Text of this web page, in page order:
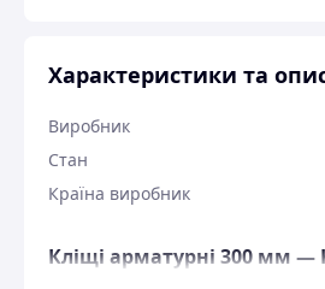
Характеристики та
Виробник
Стан
Країна виробник
Кліщі арматурні 300 мм —